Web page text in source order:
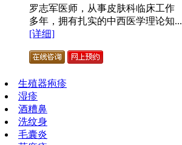
罗志军医师，从事皮肤科临床工作
多年，拥有扎实的中西医学理论知...
[详细]
生殖器疱疹
湿疹
酒糟鼻
洗纹身
毛囊炎